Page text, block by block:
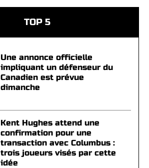
TOP 5
Une annonce officielle
impliquant un défenseur du
Canadien est prévue
dimanche
Kent Hughes attend une
confirmation pour une
transaction avec Columbus :
trois joueurs visés par cette
idée